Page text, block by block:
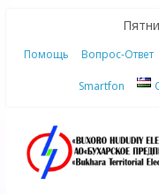
content
Помощь Вопрос-Ответ
Smartfon